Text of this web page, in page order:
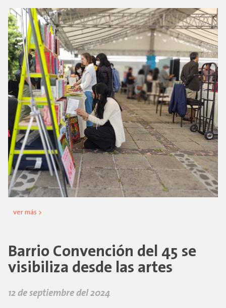
ver más >
Barrio Convención del 45 se
visibiliza desde las artes
12 de septiembre del 2024